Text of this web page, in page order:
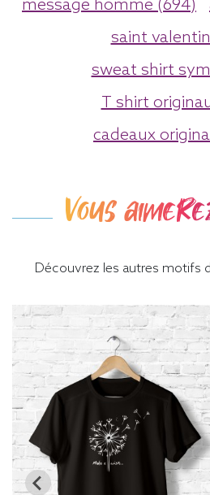
message homme (694)
saint
sweat shirt
T shirt
cadeaux
Vous
Découvrez les autres motifs